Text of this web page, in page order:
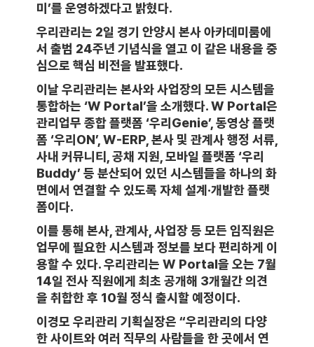
미’를 운영하겠다고 밝혔다.
우리관리는 2일 경기 안양시 본사 아카데미룸에
서 출범 24주년 기념식을 열고 이 같은 내용을 중
심으로 핵심 비전을 발표했다.
이날 우리관리는 본사와 사업장의 모든 시스템을
통합하는 ‘W Portal’을 소개했다. W Portal은
관리업무 종합 플랫폼 ‘우리Genie’, 동영상 플랫
폼 ‘우리ON’, W-ERP, 본사 및 관계사 행정 서류,
사내 커뮤니티, 공채 지원, 모바일 플랫폼 ‘우리
Buddy’ 등 분산되어 있던 시스템들을 하나의 화
면에서 연결할 수 있도록 자체 설계·개발한 플랫
폼이다.
이를 통해 본사, 관계사, 사업장 등 모든 임직원은
업무에 필요한 시스템과 정보를 보다 편리하게 이
용할 수 있다. 우리관리는 W Portal을 오는 7월
14일 전사 직원에게 최초 공개해 3개월간 의견
을 취합한 후 10월 정식 출시할 예정이다.
이경모 우리관리 기획실장은 “우리관리의 다양
한 사이트와 여러 직무의 사람들을 한 곳에서 연